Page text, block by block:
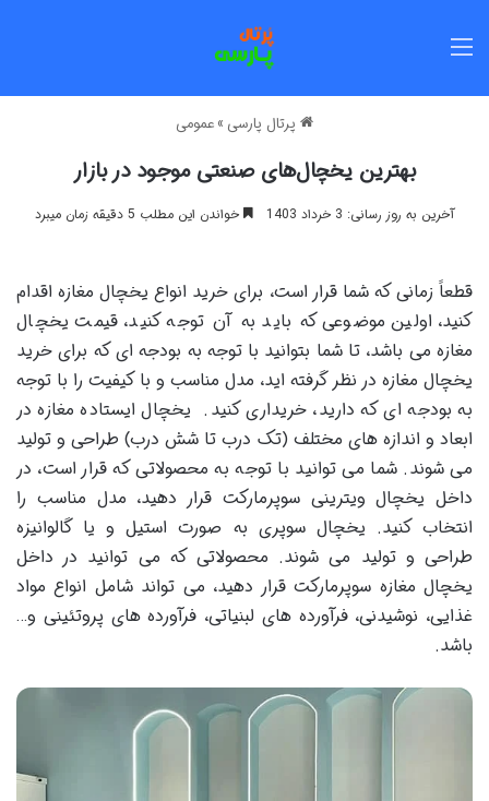
پرتال پارسی »عمومی
بهترین یخچال‌های صنعتی موجود در بازار
آخرین به روز رسانی: 3 خرداد 1403 خواندن این مطلب 5 دقیقه زمان میبرد
قطعاً زمانی که شما قرار است، برای خرید انواع یخچال مغازه اقدام
کنید، اولین موضوعی که باید به آن توجه کنید، قیمت یخچال
مغازه می باشد، تا شما بتوانید با توجه به بودجه ای که برای خرید
یخچال مغازه در نظر گرفته اید، مدل مناسب و با کیفیت را با توجه
به بودجه ای که دارید، خریداری کنید. یخچال ایستاده مغازه در
ابعاد و اندازه های مختلف (تک درب تا شش درب) طراحی و تولید
می شوند. شما می توانید با توجه به محصولاتی که قرار است، در
داخل یخچال ویترینی سوپرمارکت قرار دهید، مدل مناسب را
انتخاب کنید. یخچال سوپری به صورت استیل و یا گالوانیزه
طراحی و تولید می شوند. محصولاتی که می توانید در داخل
یخچال مغازه سوپرمارکت قرار دهید، می تواند شامل انواع مواد
غذایی، نوشیدنی، فرآورده های لبنیاتی، فرآورده های پروتئینی و…
باشد.